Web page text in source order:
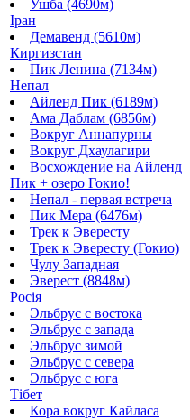
Ушба (4690м)
Іран
Демавенд (5610м)
Киргизстан
Пик Ленина (7134м)
Непал
Айленд Пик (6189м)
Ама Даблам (6856м)
Вокруг Аннапурны
Вокруг Дхаулагири
Восхождение на Айленд
Пик + озеро Гокио!
Непал - первая встреча
Пик Мера (6476м)
Трек к Эвересту
Трек к Эвересту (Гокио)
Чулу Западная
Эверест (8848м)
Росія
Эльбрус с востока
Эльбрус с запада
Эльбрус зимой
Эльбрус с севера
Эльбрус с юга
Тібет
Кора вокруг Кайласа